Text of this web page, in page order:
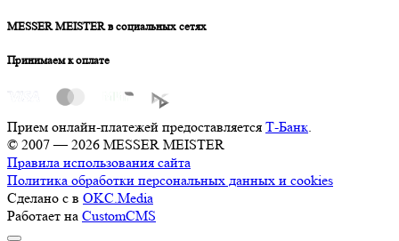
MESSER MEISTER в социальных сетях
Принимаем к оплате
Прием онлайн-платежей предоставляется Т-Банк.
© 2007 — 2026 MESSER MEISTER
Правила использования сайта
Политика обработки персональных данных и cookies
Сделано с в OKC.Media
Работает на CustomCMS